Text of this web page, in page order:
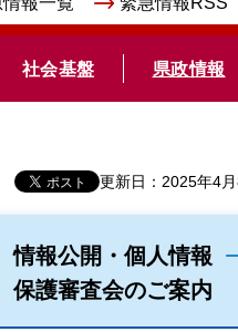
社会基盤 県政情報
更新日：2025年4
情報公開・個人情報
保護審査会のご案内